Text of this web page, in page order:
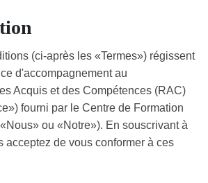
(ci-après les «Termes») régissent
d'accompagnement au
Acquis et des Compétences (RAC)
fourni par le Centre de Formation
ou «Notre»). En souscrivant à
acceptez de vous conformer à ces